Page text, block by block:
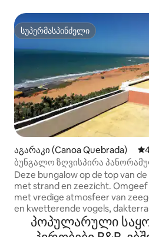
სუპერმასპინძელი
სუპერმასპინძელი
აგარაკი (Canoa Quebrada)
ბუნგალო ზღვისპირა
ხედით - CasaMalou
Deze bungalow op de top van
met strand en zeezicht.
met vredige atmosfeer van
en kwetterende vogels,
de enige plek waar je zonsopgang en
zonsondergang op dezelfde
პოპულარული